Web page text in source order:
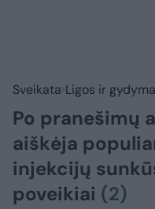
Sveikata Ligos ir
Po pranešimų
aiškėja
injekcijų
poveikiai (2)